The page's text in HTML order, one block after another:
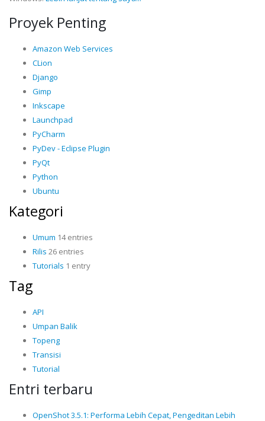
Proyek Penting
Amazon Web Services
CLion
Django
Gimp
Inkscape
Launchpad
PyCharm
PyDev - Eclipse Plugin
PyQt
Python
Ubuntu
Kategori
Umum 14 entries
Rilis 26 entries
Tutorials 1 entry
Tag
API
Umpan Balik
Topeng
Transisi
Tutorial
Entri terbaru
OpenShot 3.5.1: Performa Lebih Cepat, Pengeditan Lebih